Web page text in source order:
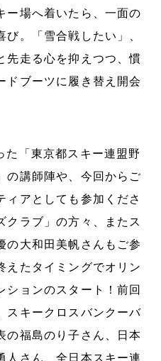
ー場へ着いたら、一面の
。「雪合戦したい」、
先走る心を抑えつつ、慣
ドブーツに履き替え開会
「東京都スキー連盟野
の講師陣や、今回からご
アとしても参加くださ
クラブ」の方々、またス
の大和田美帆さんもご参
えたタイミングでオリン
ションのスタート！前回
スキークロスバンクーバ
の福島のり子さん、日本
人さん、全日本スキー連